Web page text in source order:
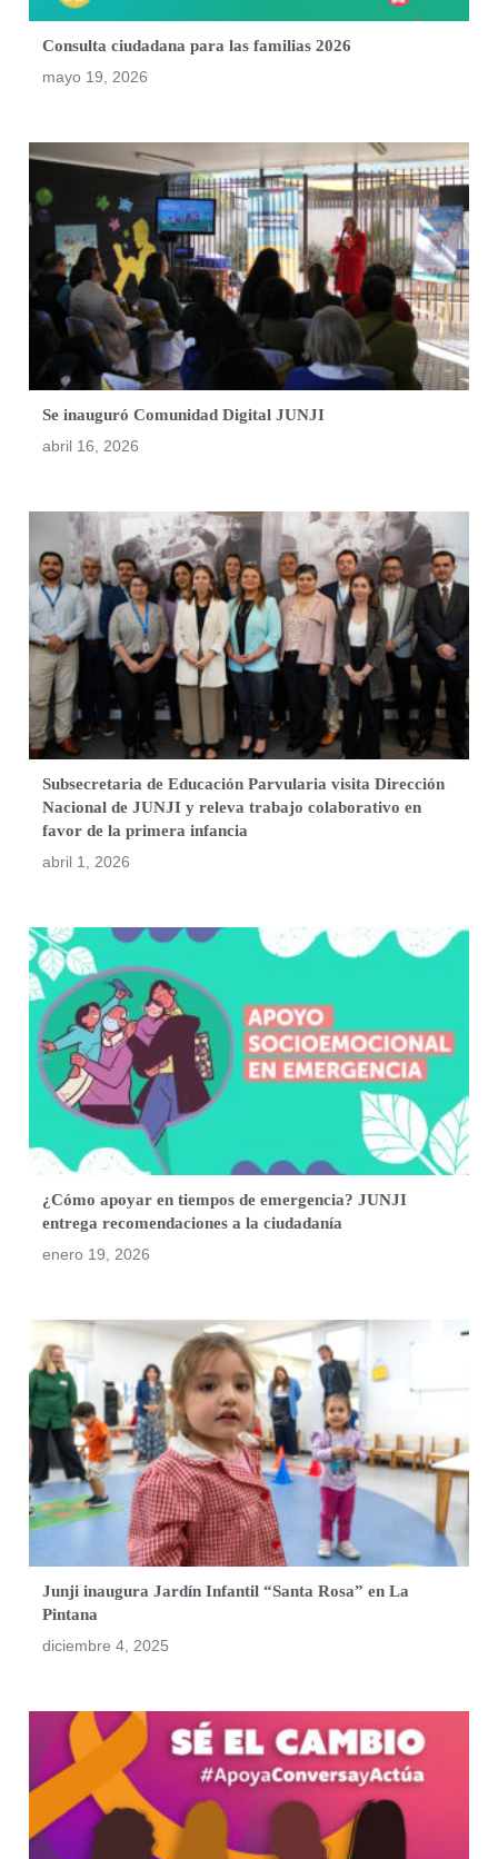
Consulta ciudadana para las familias 2026
mayo 19, 2026
Se inauguró Comunidad Digital JUNJI
abril 16, 2026
Subsecretaria de Educación Parvularia visita Dirección
Nacional de JUNJI y releva trabajo colaborativo en
favor de la primera infancia
abril 1, 2026
¿Cómo apoyar en tiempos de emergencia? JUNJI
entrega recomendaciones a la ciudadanía
enero 19, 2026
Junji inaugura Jardín Infantil “Santa Rosa” en La
Pintana
diciembre 4, 2025